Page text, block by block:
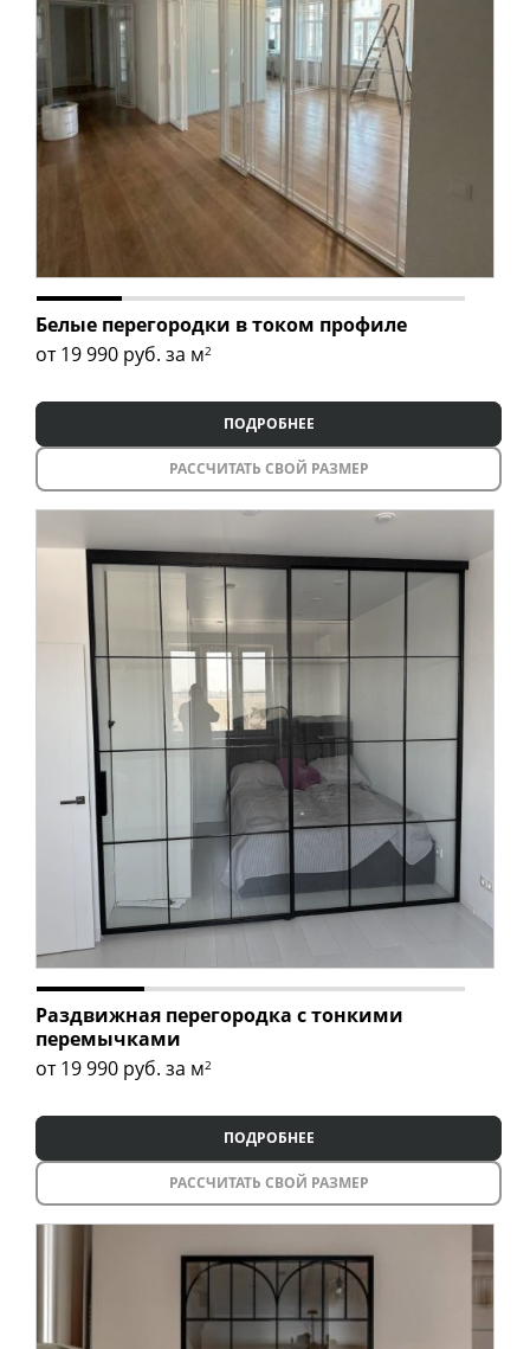
Белые перегородки в током профиле
от 19 990 руб. за м2
ПОДРОБНЕЕ
РАССЧИТАТЬ СВОЙ РАЗМЕР
Раздвижная перегородка с тонкими
перемычками
от 19 990 руб. за м2
ПОДРОБНЕЕ
РАССЧИТАТЬ СВОЙ РАЗМЕР